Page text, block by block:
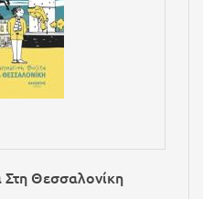
Θεσσαλονίκη